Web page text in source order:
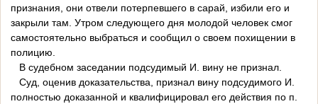
признания, они отвели потерпевшего в сарай, избили его и
закрыли там. Утром следующего дня молодой человек смог
самостоятельно выбраться и сообщил о своем похищении в
полицию.
В судебном заседании подсудимый И. вину не признал.
Суд, оценив доказательства, признал вину подсудимого И.
полностью доказанной и квалифицировал его действия по п.